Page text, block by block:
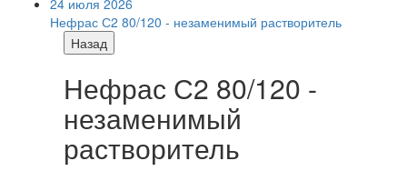
24 июля 2026
Нефрас С2 80/120 - незаменимый растворитель
Назад
Нефрас С2 80/120 -
незаменимый
растворитель